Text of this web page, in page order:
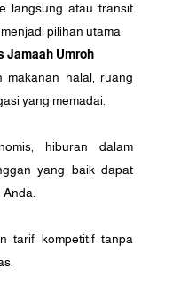
langsung atau transit
pilihan utama.
Jamaah Umroh
makanan halal, ruang
yang memadai.
hiburan dalam
yang baik dapat
tarif kompetitif tanpa